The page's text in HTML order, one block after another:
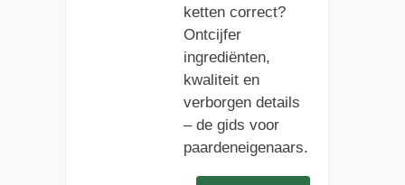
ketten correct?
Ontcijfer
ingrediënten,
kwaliteit en
verborgen details
– de gids voor
paardeneigenaars.